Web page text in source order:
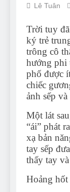
Lê Tuân
Trời tuy
ký trẻ
trông cô
hướng phi
phố được
chiếc
ảnh sếp
Một lát
“ái” phát
xạ bản
tay sếp
thấy tay
Hoảng